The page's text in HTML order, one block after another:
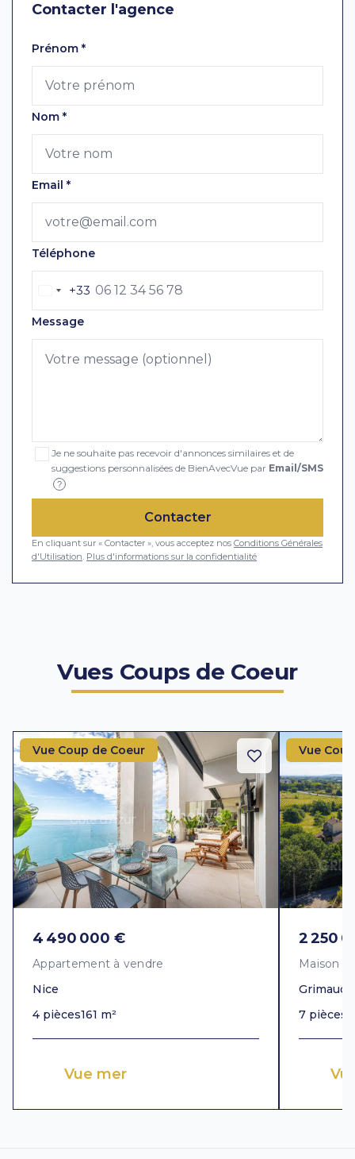
Contacter l'agence
Laissez ce champ vide
Prénom *
Nom *
Email *
Téléphone
+33
Message
Je ne souhaite pas recevoir d'annonces similaires et de
suggestions personnalisées de BienAvecVue par Email/SMS
?
Contacter
En cliquant sur « Contacter », vous acceptez nos Conditions Générales
d'Utilisation Plus d'informations sur la confidentialité
Vues Coups de Coeur
Vue Coup de Coeur
4 490 000 €
Appartement à vendre
Nice
4 pièces161 m²
Vue mer
Vue
2 250
Maison à
Grimaud
7 pièces